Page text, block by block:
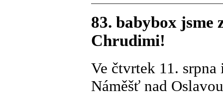
83. babybox jsme
Chrudimi!
Ve čtvrtek 11.
Náměšť nad